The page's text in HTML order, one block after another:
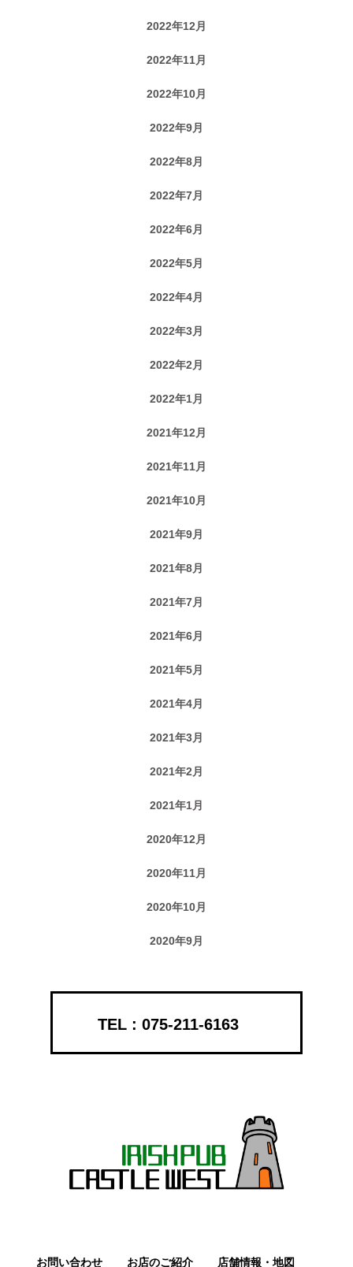
2022年12月
2022年11月
2022年10月
2022年9月
2022年8月
2022年7月
2022年6月
2022年5月
2022年4月
2022年3月
2022年2月
2022年1月
2021年12月
2021年11月
2021年10月
2021年9月
2021年8月
2021年7月
2021年6月
2021年5月
2021年4月
2021年3月
2021年2月
2021年1月
2020年12月
2020年11月
2020年10月
2020年9月
075-211-6163
お問い合わせ お店のご紹介 店舗情報・地図